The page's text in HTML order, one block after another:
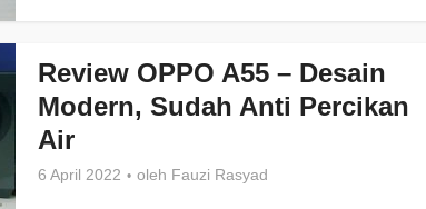
Review OPPO A55 – Desain
Modern, Sudah Anti Percikan
Air
6 April 2022 oleh Fauzi Rasyad